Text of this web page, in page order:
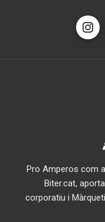
Pro Amperos com
Biter.cat,
corporatiu i